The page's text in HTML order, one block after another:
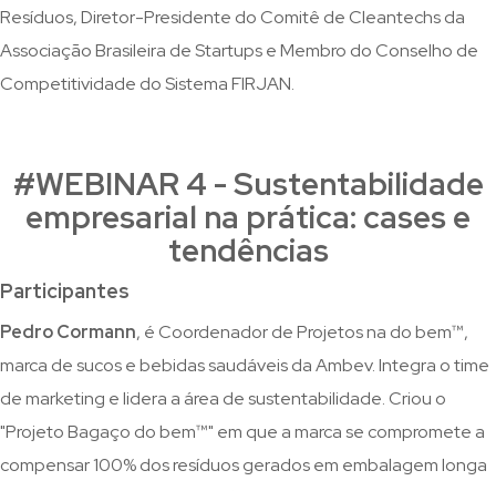
Resíduos, Diretor-Presidente do Comitê de Cleantechs da
Associação Brasileira de Startups e Membro do Conselho de
Competitividade do Sistema FIRJAN.
#WEBINAR 4 - Sustentabilidade
empresarial na prática: cases e
tendências
Participantes
Pedro Cormann, é Coordenador de Projetos na do bem™️,
marca de sucos e bebidas saudáveis da Ambev. Integra o time
de marketing e lidera a área de sustentabilidade. Criou o
"Projeto Bagaço do bem™️" em que a marca se compromete a
compensar 100% dos resíduos gerados em embalagem longa